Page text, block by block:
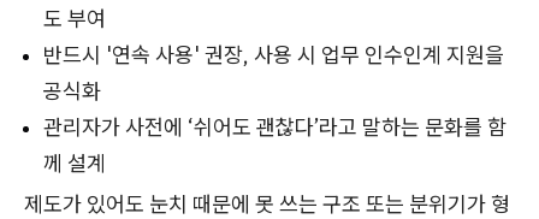
도 부여
반드시 '연속 사용' 권장, 사용 시 업무 인수인계 지원을
공식화
관리자가 사전에 ‘쉬어도 괜찮다’라고 말하는 문화를 함
께 설계
제도가 있어도 눈치 때문에 못 쓰는 구조 또는 분위기가 형